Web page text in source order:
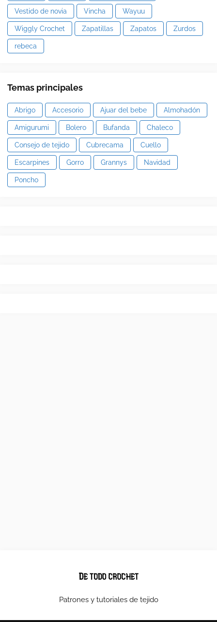
Vestido de novia Vincha Wayuu
Wiggly Crochet Zapatillas Zapatos Zurdos
rebeca
Temas principales
Abrigo Accesorio Ajuar del bebe Almohadón
Amigurumi Bolero Bufanda Chaleco
Consejo de tejido Cubrecama Cuello
Escarpines Gorro Grannys Navidad
Poncho
Patrones y tutoriales de tejido